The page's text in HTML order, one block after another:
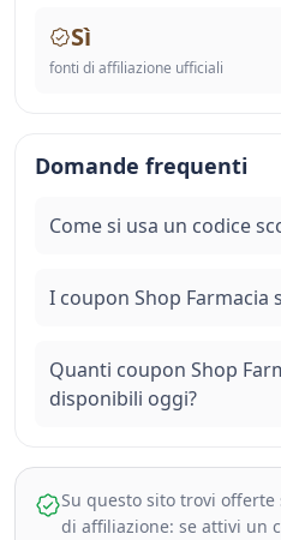
Sì
fonti di affiliazione ufficiali
Domande frequenti
Come si usa un codice
I coupon Shop Farmacia
Quanti coupon Shop
disponibili oggi?
Su questo sito trovi
di affiliazione: se attivi un